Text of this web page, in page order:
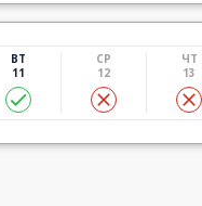
ВТ
11
СР
12
ЧТ
13